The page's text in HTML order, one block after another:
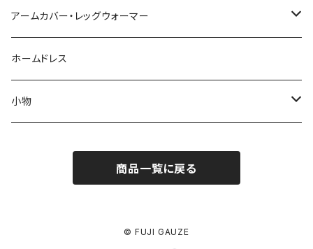
アームカバー・レッグウォーマー
アームカバー
アーム＆レッグウォーマー
ホームドレス
小物
商品一覧に戻る
© FUJI GAUZE